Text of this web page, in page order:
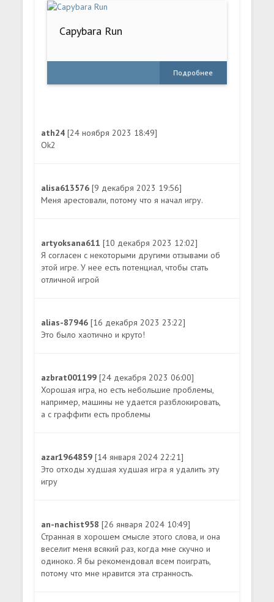
Capybara Run
Подробнее
ath24[24 ноября 2023 18:49]
Ok2
alisa613576[9 декабря 2023 19:56]
Меня арестовали, потому что я начал игру.
artyoksana611[10 декабря 2023 12:02]
Я согласен с некоторыми другими отзывами об
этой игре. У нее есть потенциал, чтобы стать
отличной игрой
alias-87946[16 декабря 2023 23:22]
Это было хаотично и круто!
azbrat001199[24 декабря 2023 06:00]
Хорошая игра, но есть небольшие проблемы,
например, машины не удается разблокировать,
а с граффити есть проблемы
azar1964859[14 января 2024 22:21]
Это отходы худшая худшая игра я удалить эту
игру
an-nachist958[26 января 2024 10:49]
Странная в хорошем смысле этого слова, и она
веселит меня всякий раз, когда мне скучно и
одиноко. Я бы рекомендовал всем поиграть,
потому что мне нравится эта странность.